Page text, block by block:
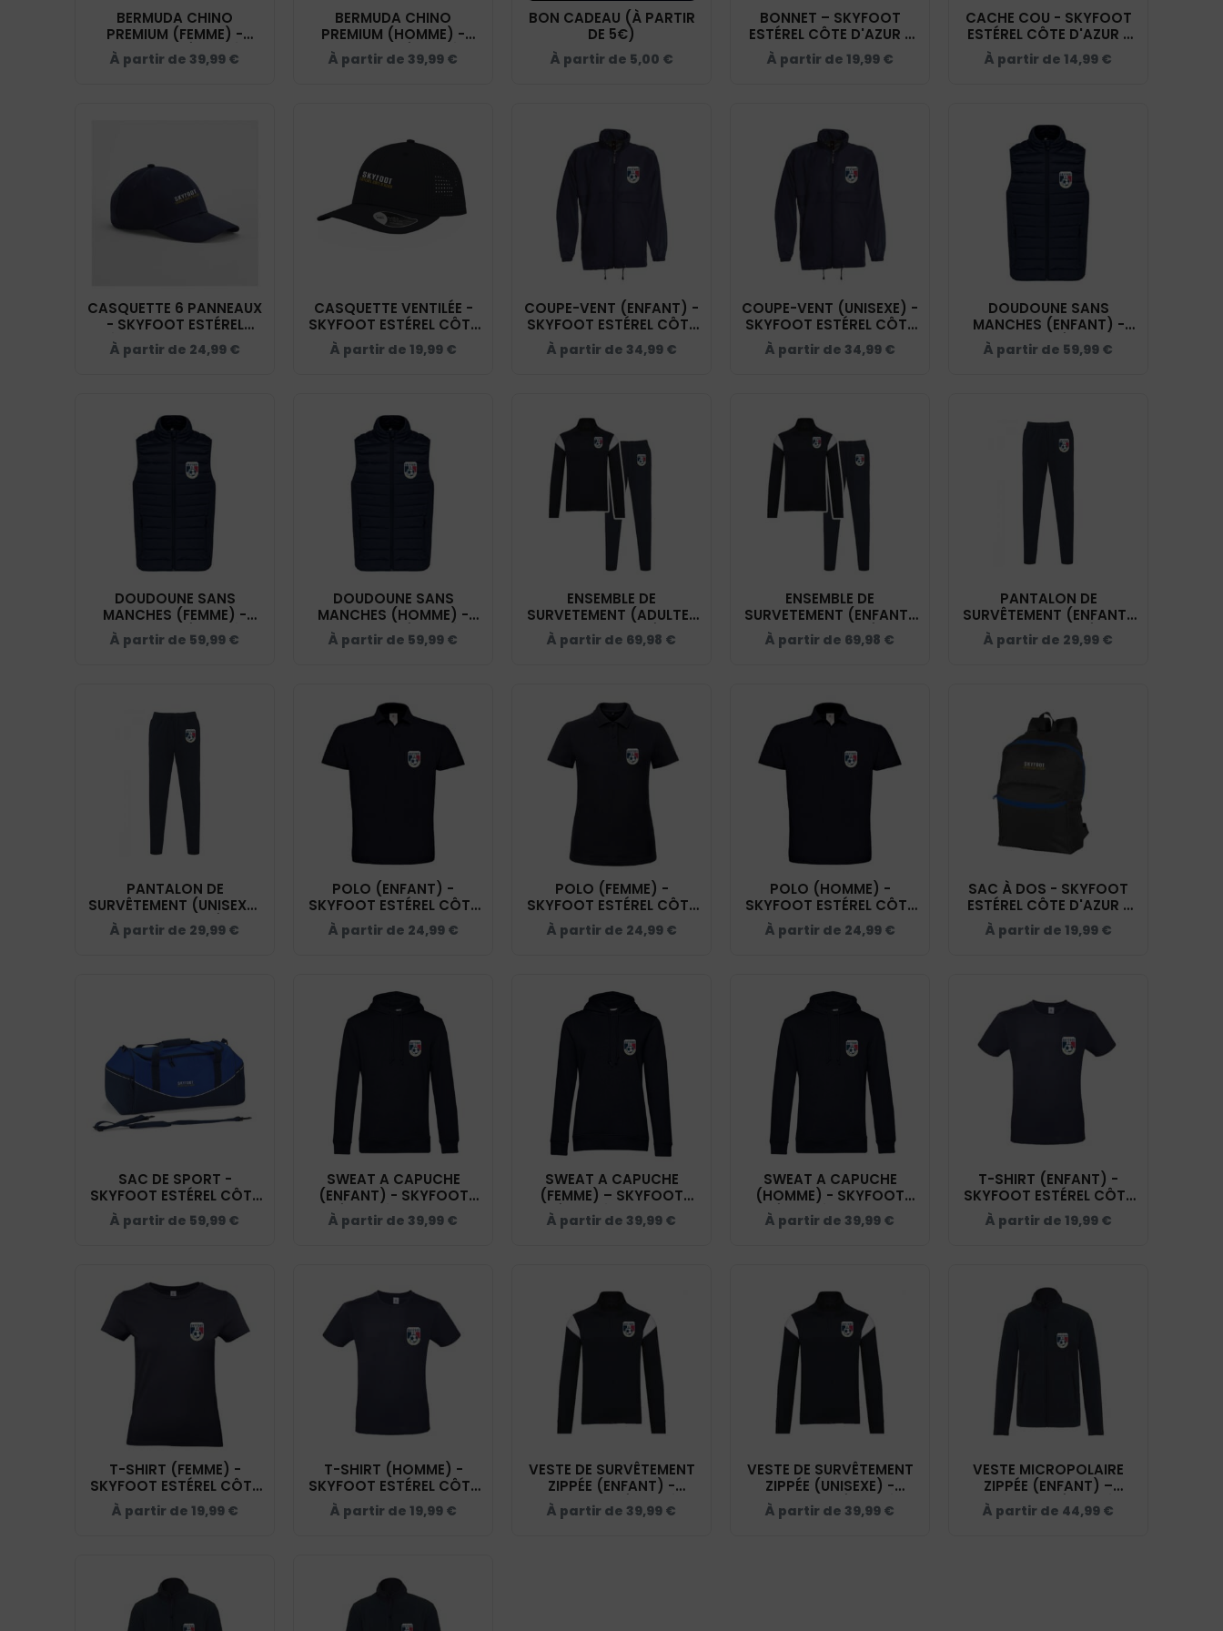
BERMUDA CHINO
PREMIUM (FEMME) -
SKYFOOT ESTÉREL CÔTE
D'AZUR - NAVY - NS739
À partir de 39,99 €
BERMUDA CHINO
PREMIUM (HOMME) -
SKYFOOT ESTÉREL CÔTE
D'AZUR - NAVY - NS738
À partir de 39,99 €
BON CADEAU (À PARTIR
DE 5€)
À partir de 5,00 €
BONNET – SKYFOOT
ESTÉREL CÔTE D'AZUR -
NAVY - BF045
À partir de 19,99 €
CACHE COU - SKYFOOT
ESTÉREL CÔTE D'AZUR -
NAVY - BF900
À partir de 14,99 €
CASQUETTE 6 PANNEAUX
- SKYFOOT ESTÉREL
CÔTE D'AZUR - NAVY -
BF018
À partir de 24,99 €
CASQUETTE VENTILÉE -
SKYFOOT ESTÉREL CÔTE
D'AZUR - NAVY - AT284
À partir de 19,99 €
COUPE-VENT (ENFANT) -
SKYFOOT ESTÉREL CÔTE
D'AZUR - NAVY - BC631
À partir de 34,99 €
COUPE-VENT (UNISEXE) -
SKYFOOT ESTÉREL CÔTE
D'AZUR - NAVY - BC630
À partir de 34,99 €
DOUDOUNE SANS
MANCHES (ENFANT) -
SKYFOOT ESTÉREL CÔTE
D'AZUR - NAVY - K6115
À partir de 59,99 €
DOUDOUNE SANS
MANCHES (FEMME) -
SKYFOOT ESTÉREL CÔTE
D'AZUR - NAVY - K6114
À partir de 59,99 €
DOUDOUNE SANS
MANCHES (HOMME) -
SKYFOOT ESTÉREL CÔTE
D'AZUR - NAVY - K6113
À partir de 59,99 €
ENSEMBLE DE
SURVETEMENT (ADULTE)
- SKYFOOT ESTÉREL
CÔTE D'AZUR - NAVY -
À partir de 69,98 €
ENSEMBLE DE
SURVETEMENT (ENFANT)
- SKYFOOT ESTÉREL
CÔTE D'AZUR - NAVY -
À partir de 69,98 €
PANTALON DE
SURVÊTEMENT (ENFANT)
- SKYFOOT ESTÉREL
CÔTE D'AZUR - NAVY -
À partir de 29,99 €
PANTALON DE
SURVÊTEMENT (UNISEXE)
- SKYFOOT ESTÉREL
CÔTE D'AZUR - NAVY -
À partir de 29,99 €
POLO (ENFANT) -
SKYFOOT ESTÉREL CÔTE
D'AZUR - NAVY - BCK424
À partir de 24,99 €
POLO (FEMME) -
SKYFOOT ESTÉREL CÔTE
D'AZUR - NAVY - BCI1F
À partir de 24,99 €
POLO (HOMME) -
SKYFOOT ESTÉREL CÔTE
D'AZUR - NAVY - BCID1
À partir de 24,99 €
SAC À DOS - SKYFOOT
ESTÉREL CÔTE D'AZUR -
NAVY - BM903
À partir de 19,99 €
SAC DE SPORT -
SKYFOOT ESTÉREL CÔTE
D'AZUR - NAVY - QD70S
À partir de 59,99 €
SWEAT A CAPUCHE
(ENFANT) - SKYFOOT
ESTÉREL CÔTE D'AZUR -
NAVY - K477
À partir de 39,99 €
SWEAT A CAPUCHE
(FEMME) – SKYFOOT
ESTÉREL CÔTE D'AZUR -
NAVY - BCW34B
À partir de 39,99 €
SWEAT A CAPUCHE
(HOMME) - SKYFOOT
ESTÉREL CÔTE D'AZUR -
NAVY - BCU33B
À partir de 39,99 €
T-SHIRT (ENFANT) -
SKYFOOT ESTÉREL CÔTE
D'AZUR - NAVY - BC03TK
À partir de 19,99 €
T-SHIRT (FEMME) -
SKYFOOT ESTÉREL CÔTE
D'AZUR - NAVY - BC04T
À partir de 19,99 €
T-SHIRT (HOMME) -
SKYFOOT ESTÉREL CÔTE
D'AZUR - NAVY - BC03T
À partir de 19,99 €
VESTE DE SURVÊTEMENT
ZIPPÉE (ENFANT) -
SKYFOOT ESTÉREL CÔTE
D'AZUR - NAVY - PA391
À partir de 39,99 €
VESTE DE SURVÊTEMENT
ZIPPÉE (UNISEXE) -
SKYFOOT ESTÉREL CÔTE
D'AZUR - NAVY - PA390
À partir de 39,99 €
VESTE MICROPOLAIRE
ZIPPÉE (ENFANT) –
SKYFOOT ESTÉREL CÔTE
D'AZUR - NAVY – K920
À partir de 44,99 €